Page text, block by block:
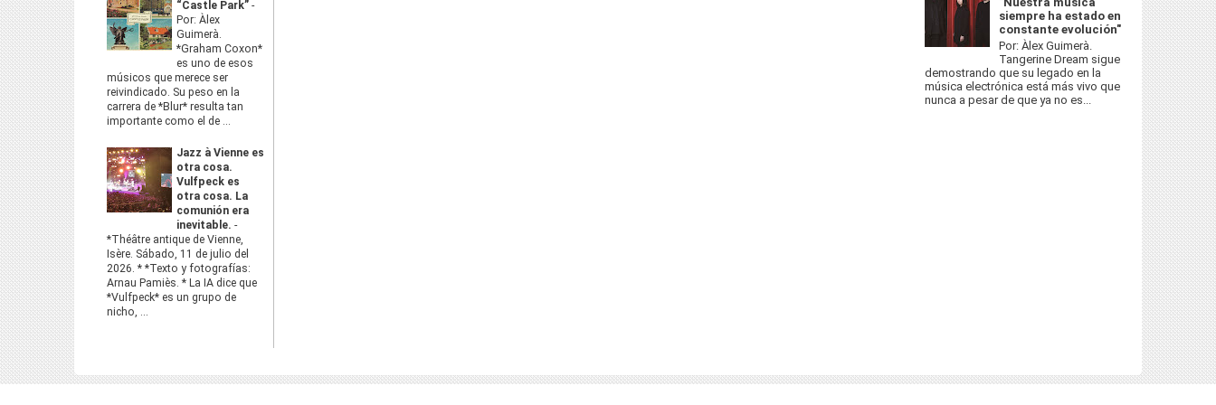
“Castle Park” -
Por: Àlex
Guimerà.
*Graham Coxon*
es uno de esos
músicos que merece ser
reivindicado. Su peso en la
carrera de *Blur* resulta tan
importante como el de ...
Jazz à Vienne es
otra cosa.
Vulfpeck es
otra cosa. La
comunión era
inevitable. -
*Théâtre antique de Vienne,
Isère. Sábado, 11 de julio del
2026. * *Texto y fotografías:
Arnau Pamiès. * La IA dice que
*Vulfpeck* es un grupo de
nicho, ...
siempre ha estado en
constante evolución"
Por: Àlex Guimerà.
Tangerine Dream sigue
demostrando que su legado en la
música electrónica está más vivo que
nunca a pesar de que ya no es...